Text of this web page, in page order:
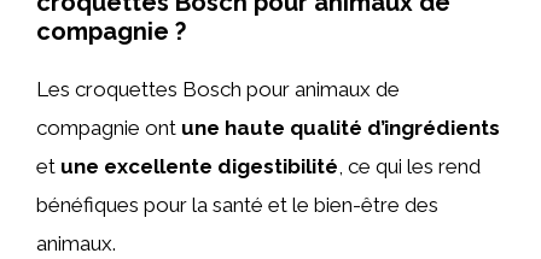
compagnie ?
Les croquettes Bosch pour animaux de
compagnie ont une haute qualité d’ingrédients
et une excellente digestibilité, ce qui les rend
bénéfiques pour la santé et le bien-être des
animaux.